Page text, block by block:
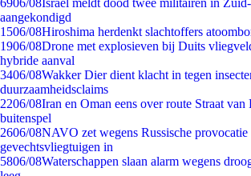
6906/08Israël meldt dood twee militairen in
aangekondigd
1506/08Hiroshima herdenkt slachtoffers
1906/08Drone met explosieven bij Duits
hybride aanval
3406/08Wakker Dier dient klacht in tegen
duurzaamheidsclaims
2206/08Iran en Oman eens over route Straat
buitenspel
2606/08NAVO zet wegens Russische provocatie
gevechtsvliegtuigen in
5806/08Waterschappen slaan alarm wegens